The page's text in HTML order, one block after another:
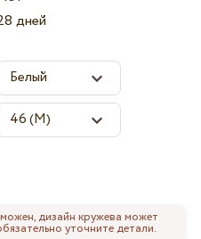
дней
дизайн кружева может
уточните детали.